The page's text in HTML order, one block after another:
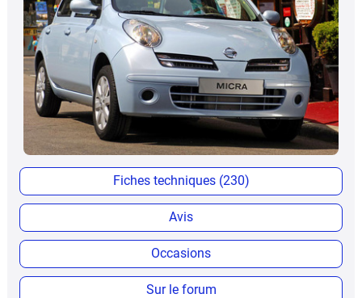
Fiches techniques (230)
Avis
Occasions
Sur le forum